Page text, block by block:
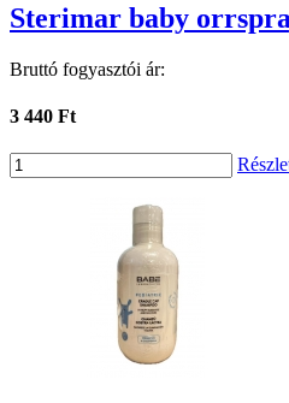
Sterimar baby
Bruttó fogyasztói ár:
3 440 Ft